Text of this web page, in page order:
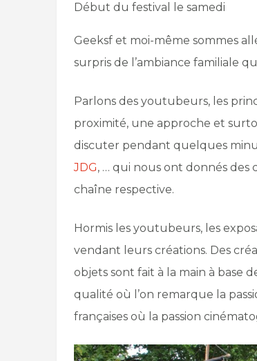
Début du festival le samedi
Geeksf et moi-même sommes
surpris de l’ambiance familiale
Parlons des youtubeurs, les
proximité, une approche et
discuter pendant quelques
JDG, … qui nous ont donnés des
chaîne respective.
Hormis les youtubeurs, les
vendant leurs créations. Des
objets sont fait à la main à base
qualité où l’on remarque la
françaises où la passion